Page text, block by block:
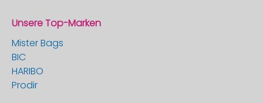
Unsere Top-Marken
Mister Bags
BIC
HARIBO
Prodir